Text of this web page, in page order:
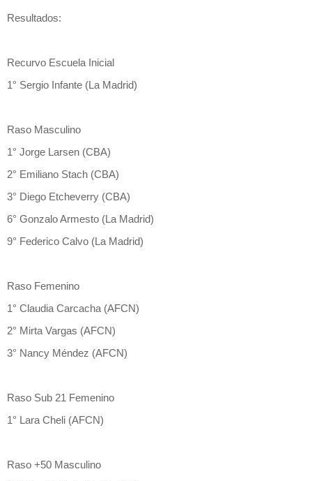
Resultados:
Recurvo Escuela Inicial
1° Sergio Infante (La Madrid)
Raso Masculino
1° Jorge Larsen (CBA)
2° Emiliano Stach (CBA)
3° Diego Etcheverry (CBA)
6° Gonzalo Armesto (La Madrid)
9° Federico Calvo (La Madrid)
Raso Femenino
1° Claudia Carcacha (AFCN)
2° Mirta Vargas (AFCN)
3° Nancy Méndez (AFCN)
Raso Sub 21 Femenino
1° Lara Cheli (AFCN)
Raso +50 Masculino